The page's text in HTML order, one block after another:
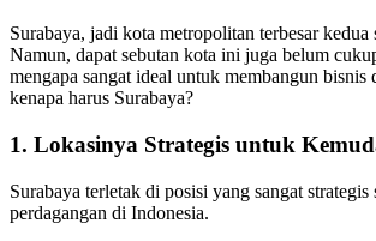
Surabaya, jadi kota metropolitan terbesar kedua
Namun, dapat sebutan kota ini juga belum
mengapa sangat ideal untuk membangun bisnis
kenapa harus Surabaya?
1. Lokasinya Strategis untuk
Surabaya terletak di posisi yang sangat strategis
perdagangan di Indonesia.